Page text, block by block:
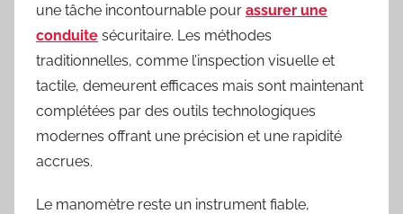
une tâche incontournable pour assurer une
conduite sécuritaire. Les méthodes
traditionnelles, comme l’inspection visuelle et
tactile, demeurent efficaces mais sont maintenant
complétées par des outils technologiques
modernes offrant une précision et une rapidité
accrues.
Le manomètre reste un instrument fiable,